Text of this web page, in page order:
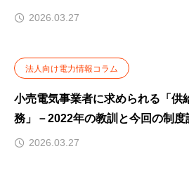
2026.03.27
法人向け電力情報コラム
小売電気事業者に求められる「供
務」－2022年の教訓と今回の制度
2026.03.27